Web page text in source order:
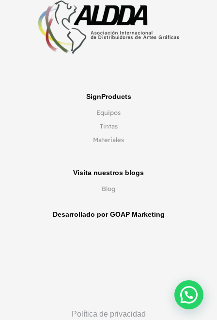
SignProducts
Equipos
Tintas
Materiales
Desarrollado por GOAP Marketing
Política de privacidad
Visita nuestros blogs
Blog